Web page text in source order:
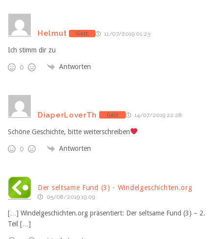
Helmut Gast 11/07/2019 01:23
Ich stimm dir zu
0 Antworten
DiaperLoverTh Gast 14/07/2019 22:28
Schöne Geschichte, bitte weiterschreiben
0 Antworten
Der seltsame Fund (3) - Windelgeschichten.org
05/08/2019 19:09
[…] Windelgeschichten.org präsentiert: Der seltsame Fund (3) – 2.
Teil […]